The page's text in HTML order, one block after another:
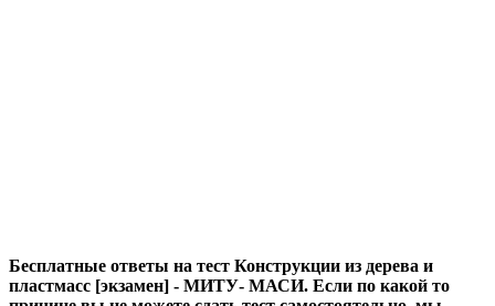
Бесплатные ответы на тест Конструкции из дерева и
пластмасс [экзамен] - МИТУ- МАСИ. Если по какой то